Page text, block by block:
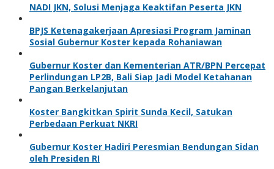
NADI JKN, Solusi Menjaga Keaktifan Peserta JKN
BPJS Ketenagakerjaan Apresiasi Program Jaminan
Sosial Gubernur Koster kepada Rohaniawan
Gubernur Koster dan Kementerian ATR/BPN Percepat
Perlindungan LP2B, Bali Siap Jadi Model Ketahanan
Pangan Berkelanjutan
Koster Bangkitkan Spirit Sunda Kecil, Satukan
Perbedaan Perkuat NKRI
Gubernur Koster Hadiri Peresmian Bendungan Sidan
oleh Presiden RI